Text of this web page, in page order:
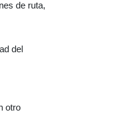
de ruta,
del
otro